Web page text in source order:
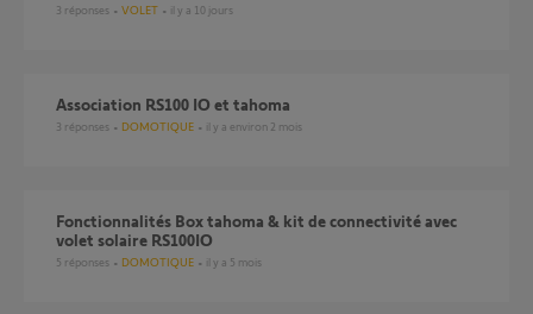
3 réponses VOLET il y a 10 jours
Association RS100 IO et tahoma
3 réponses DOMOTIQUE il y a environ 2 mois
Fonctionnalités Box tahoma & kit de connectivité avec
volet solaire RS100IO
5 réponses DOMOTIQUE il y a 5 mois